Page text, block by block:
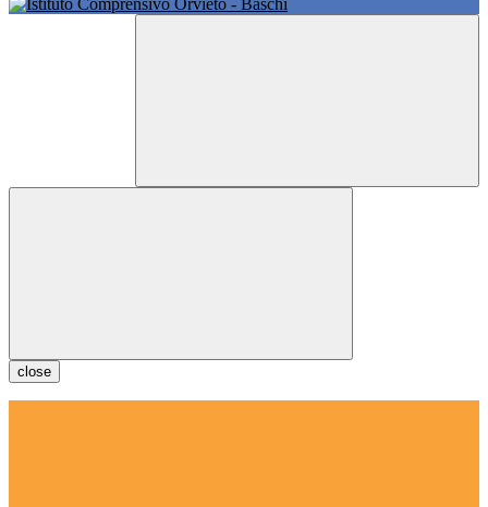
close